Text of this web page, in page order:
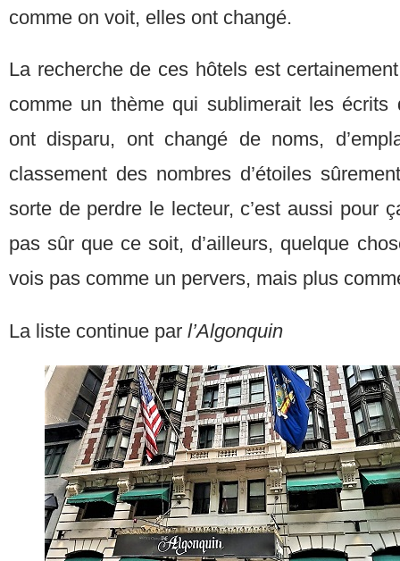
comme on voit, elles ont changé.
La recherche de ces hôtels est
comme un thème qui sublimerait les
ont disparu, ont changé de noms,
classement des nombres d’étoiles
sorte de perdre le lecteur, c’est aussi pour
pas sûr que ce soit, d’ailleurs, quelque
vois pas comme un pervers, mais plus
La liste continue par l’Algonquin